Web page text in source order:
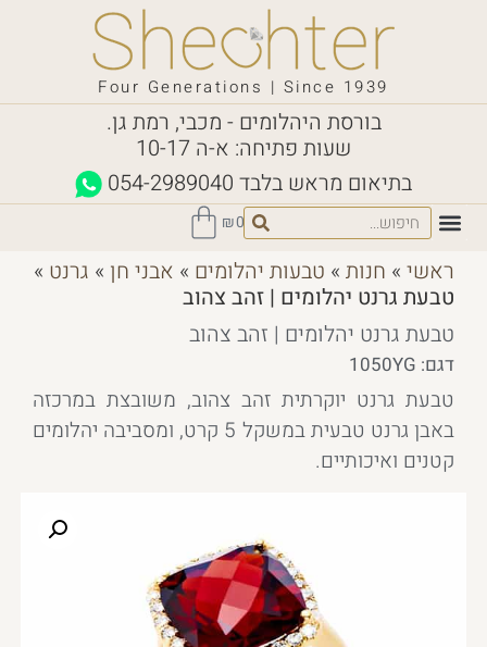
Four Generations | Since 1939
בורסת היהלומים - מכבי, רמת גן.
שעות פתיחה: א-ה 10-17
בתיאום מראש בלבד 054-2989040
₪0
טבעת גרנט יהלומים | זהב צהוב
ראשי » חנות » טבעות יהלומים » אבני חן » גרנט »
טבעת גרנט יהלומים | זהב צהוב
דגם: 1050YG
טבעת גרנט יוקרתית זהב צהוב, משובצת במרכזה
באבן גרנט טבעית במשקל 5 קרט, ומסביבה יהלומים
קטנים ואיכותיים.